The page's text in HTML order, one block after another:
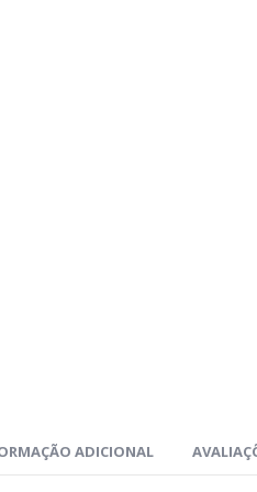
ADICIONAL